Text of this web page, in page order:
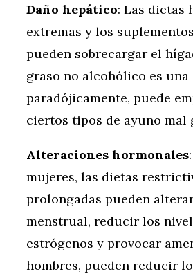
Daño hepático: Las dietas
extremas y los
pueden sobrecargar el
graso no alcohólico es
paradójicamente, puede
ciertos tipos de ayuno mal
Alteraciones hormonales
mujeres, las dietas
prolongadas pueden
menstrual, reducir los
estrógenos y provocar
hombres, pueden reducir